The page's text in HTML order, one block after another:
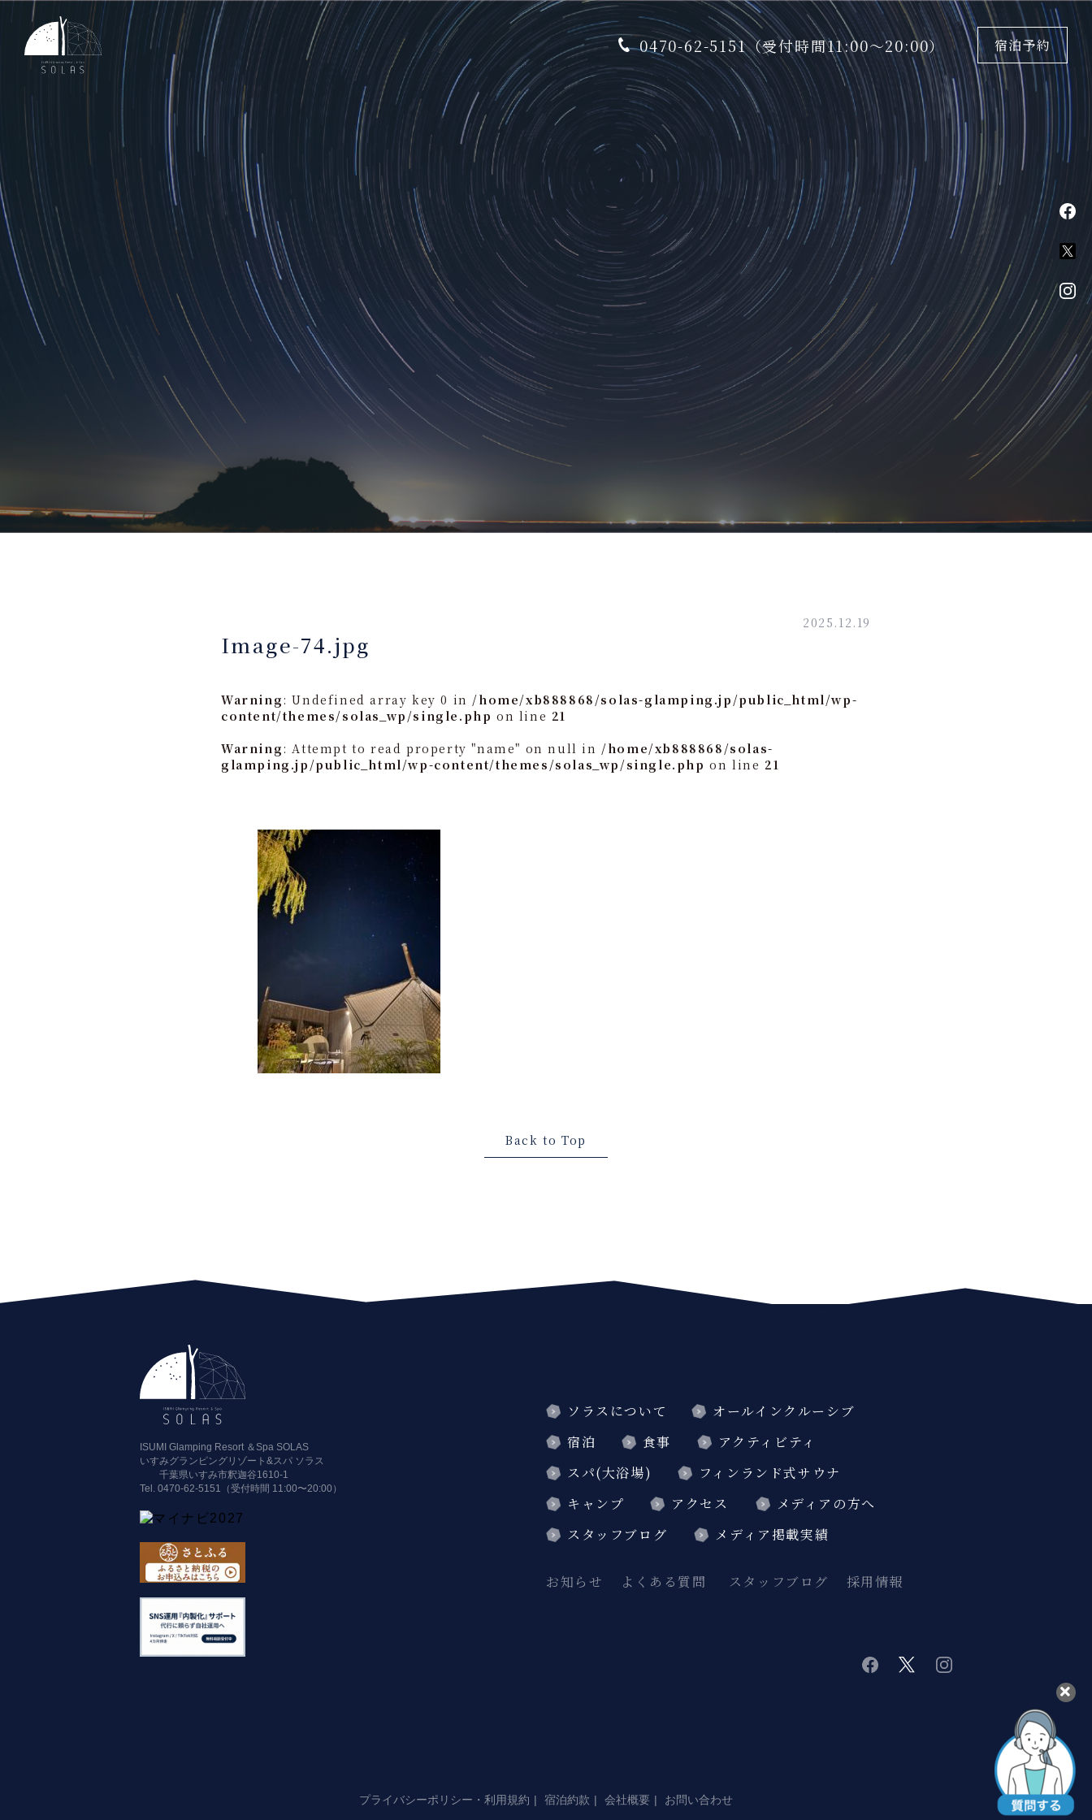
0470-62-5151（受付時間11:00〜20:00） 宿泊予約
2025.12.19
Image-74.jpg
Warning: Undefined array key 0 in /home/xb888868/solas-glamping.jp/public_html/wp-
content/themes/solas_wp/single.php on line 21
Warning: Attempt to read property "name" on null in /home/xb888868/solas-
glamping.jp/public_html/wp-content/themes/solas_wp/single.php on line 21
Back to Top
ISUMI Glamping Resort ＆Spa SOLAS
いすみグランピングリゾート&スパ ソラス
千葉県いすみ市釈迦谷1610-1
Tel. 0470-62-5151（受付時間 11:00〜20:00）
ソラスについて
オールインクルーシブ
宿泊
食事
アクティビティ
スパ(大浴場)
フィンランド式サウナ
キャンプ
アクセス
メディアの方へ
スタッフブログ
メディア掲載実績
お知らせ よくある質問 スタッフブログ 採用情報
facebook
twitterinstagram
プライバシーポリシー・利用規約 宿泊約款 会社概要 お問い合わせ